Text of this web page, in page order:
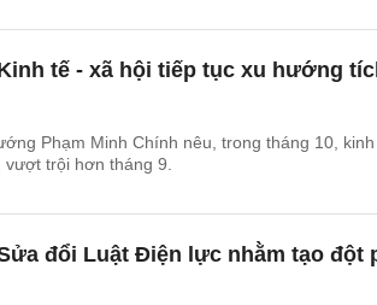
tế - xã hội tiếp tục xu hướng
Phạm Minh Chính nêu, trong tháng 10,
trội hơn tháng 9.
đổi Luật Điện lực nhằm tạo đột